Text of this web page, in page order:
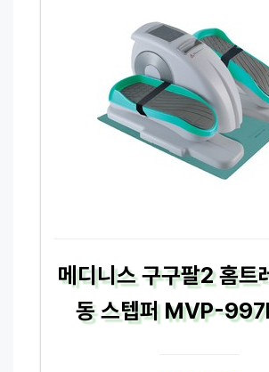
메디니스 구구팔2 홈트
동 스텝퍼 MVP-